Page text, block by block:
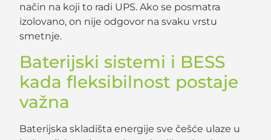
način na koji to radi UPS. Ako se posmatra
izolovano, on nije odgovor na svaku vrstu
smetnje.
Baterijski sistemi i BESS
kada fleksibilnost postaje
važna
Baterijska skladišta energije sve češće ulaze u